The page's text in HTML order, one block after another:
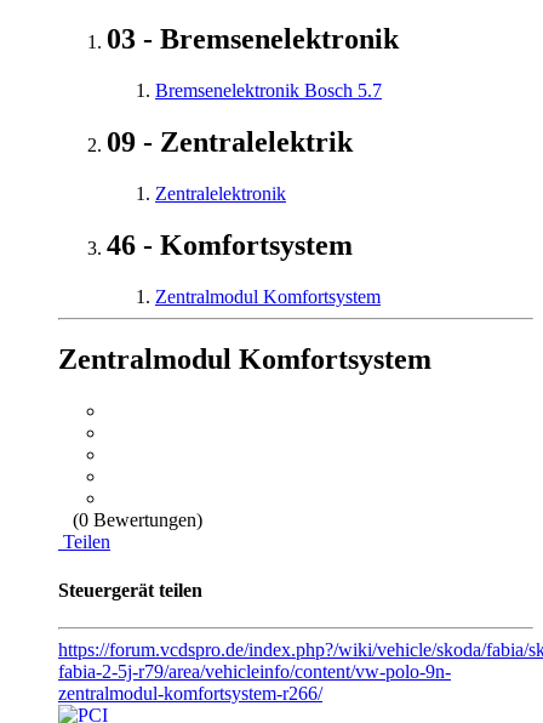
03 - Bremsenelektronik
Bremsenelektronik Bosch 5.7
09 - Zentralelektrik
Zentralelektronik
46 - Komfortsystem
Zentralmodul Komfortsystem
Zentralmodul Komfortsystem
(0 Bewertungen)
Teilen
Steuergerät teilen
https://forum.vcdspro.de/index.php?/wiki/vehicle/skoda/fabia/
fabia-2-5j-r79/area/vehicleinfo/content/vw-polo-9n-
zentralmodul-komfortsystem-r266/